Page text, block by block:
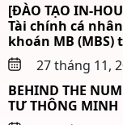
[ĐÀO TẠO IN-
Tài chính cá
khoán MB (MBS)
27 tháng 11,
BEHIND THE
TƯ THÔNG MINH